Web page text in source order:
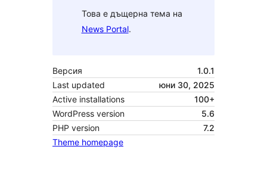
Това е дъщерна тема на
News Portal.
Версия
1.0.1
Last updated
юни 30, 2025
Active installations
100+
WordPress version
5.6
PHP version
7.2
Theme homepage